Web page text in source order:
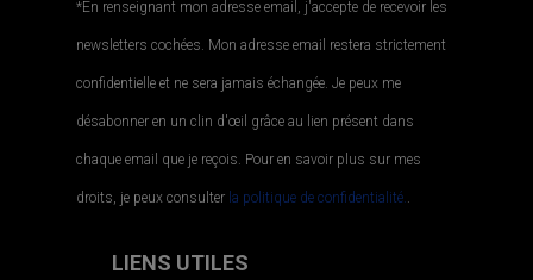
*En renseignant mon adresse email, j'accepte de recevoir les
newsletters cochées. Mon adresse email restera strictement
confidentielle et ne sera jamais échangée. Je peux me
désabonner en un clin d'œil grâce au lien présent dans
chaque email que je reçois. Pour en savoir plus sur mes
droits, je peux consulter la politique de confidentialité..
LIENS UTILES